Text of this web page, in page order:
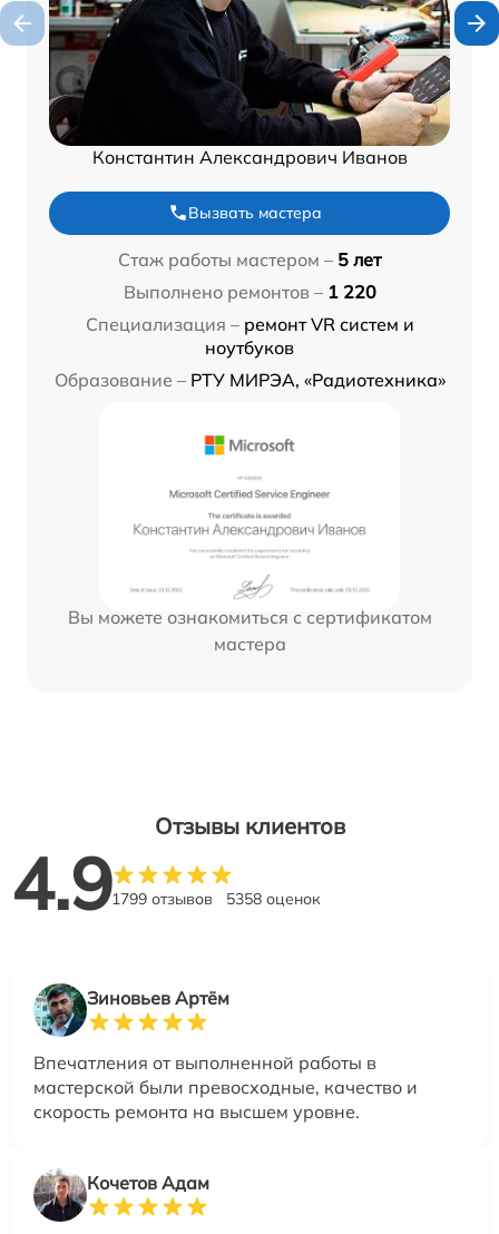
Константин Александрович Иванов
Вызвать мастера
Стаж работы мастером – 5 лет
Выполнено ремонтов – 1 220
Специализация – ремонт VR систем и
ноутбуков
Образование – РТУ МИРЭА, «Радиотехника»
Вы можете ознакомиться с сертификатом
мастера
Отзывы клиентов
4.91799 отзывов 5358 оценок
Зиновьев Артём
Впечатления от выполненной работы в
мастерской были превосходные, качество и
скорость ремонта на высшем уровне.
Кочетов Адам